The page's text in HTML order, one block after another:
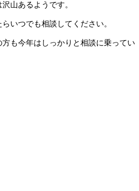
山あるようです。
いつでも相談してください。
も今年はしっかりと相談に乗ってい